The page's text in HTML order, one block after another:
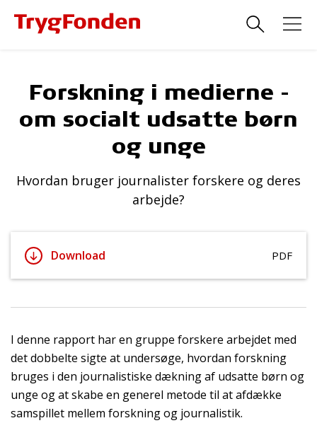
Forskning i medierne -
om socialt udsatte børn
og unge
Hvordan bruger journalister forskere og deres
arbejde?
Download PDF
I denne rapport har en gruppe forskere arbejdet med
det dobbelte sigte at undersøge, hvordan forskning
bruges i den journalistiske dækning af udsatte børn og
unge og at skabe en generel metode til at afdække
samspillet mellem forskning og journalistik.